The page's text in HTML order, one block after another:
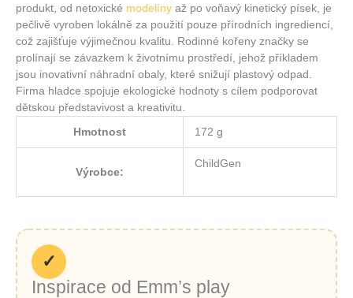
produkt, od netoxické modelíny až po voňavý kinetický písek, je
pečlivě vyroben lokálně za použití pouze přírodních ingrediencí,
což zajišťuje výjimečnou kvalitu. Rodinné kořeny značky se
prolínají se závazkem k životnímu prostředí, jehož příkladem
jsou inovativní náhradní obaly, které snižují plastový odpad.
Firma hladce spojuje ekologické hodnoty s cílem podporovat
dětskou představivost a kreativitu.
Hmotnost 172 g
Výrobce:
ChildGen
✓
Inspirace od Emm’s play